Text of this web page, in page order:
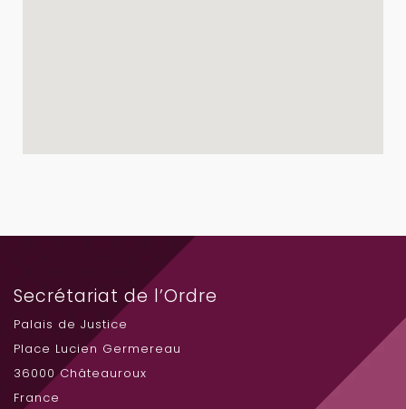
Secrétariat de l’Ordre
Palais de Justice
Place Lucien Germereau
36000 Châteauroux
France